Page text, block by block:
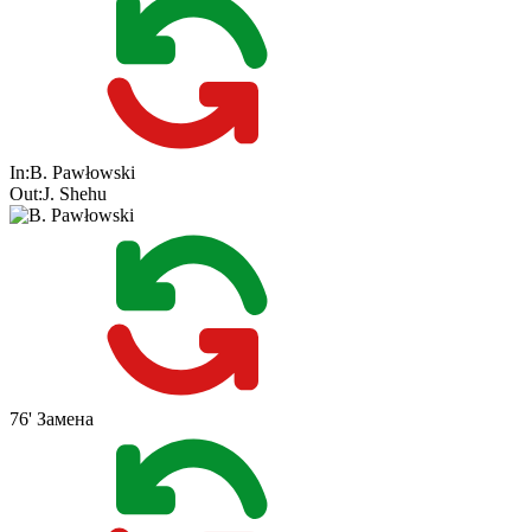
In:B. Pawłowski
Out:J. Shehu
76' Замена